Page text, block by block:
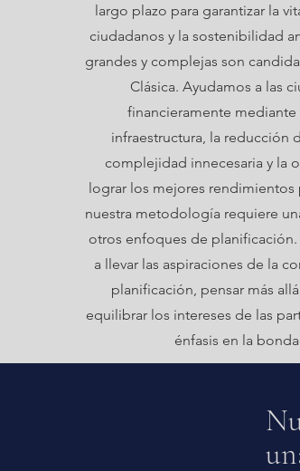
largo plazo para garantizar la
ciudadanos y la sostenibilidad
grandes y complejas son
Clásica. Ayudamos a las
financieramente
infraestructura, la reducción
complejidad innecesaria y la
lograr los mejores rendimientos
nuestra metodología requiere
otros enfoques de
a llevar las aspiraciones de la
planificación, pensar más
equilibrar los intereses de las
énfasis en la